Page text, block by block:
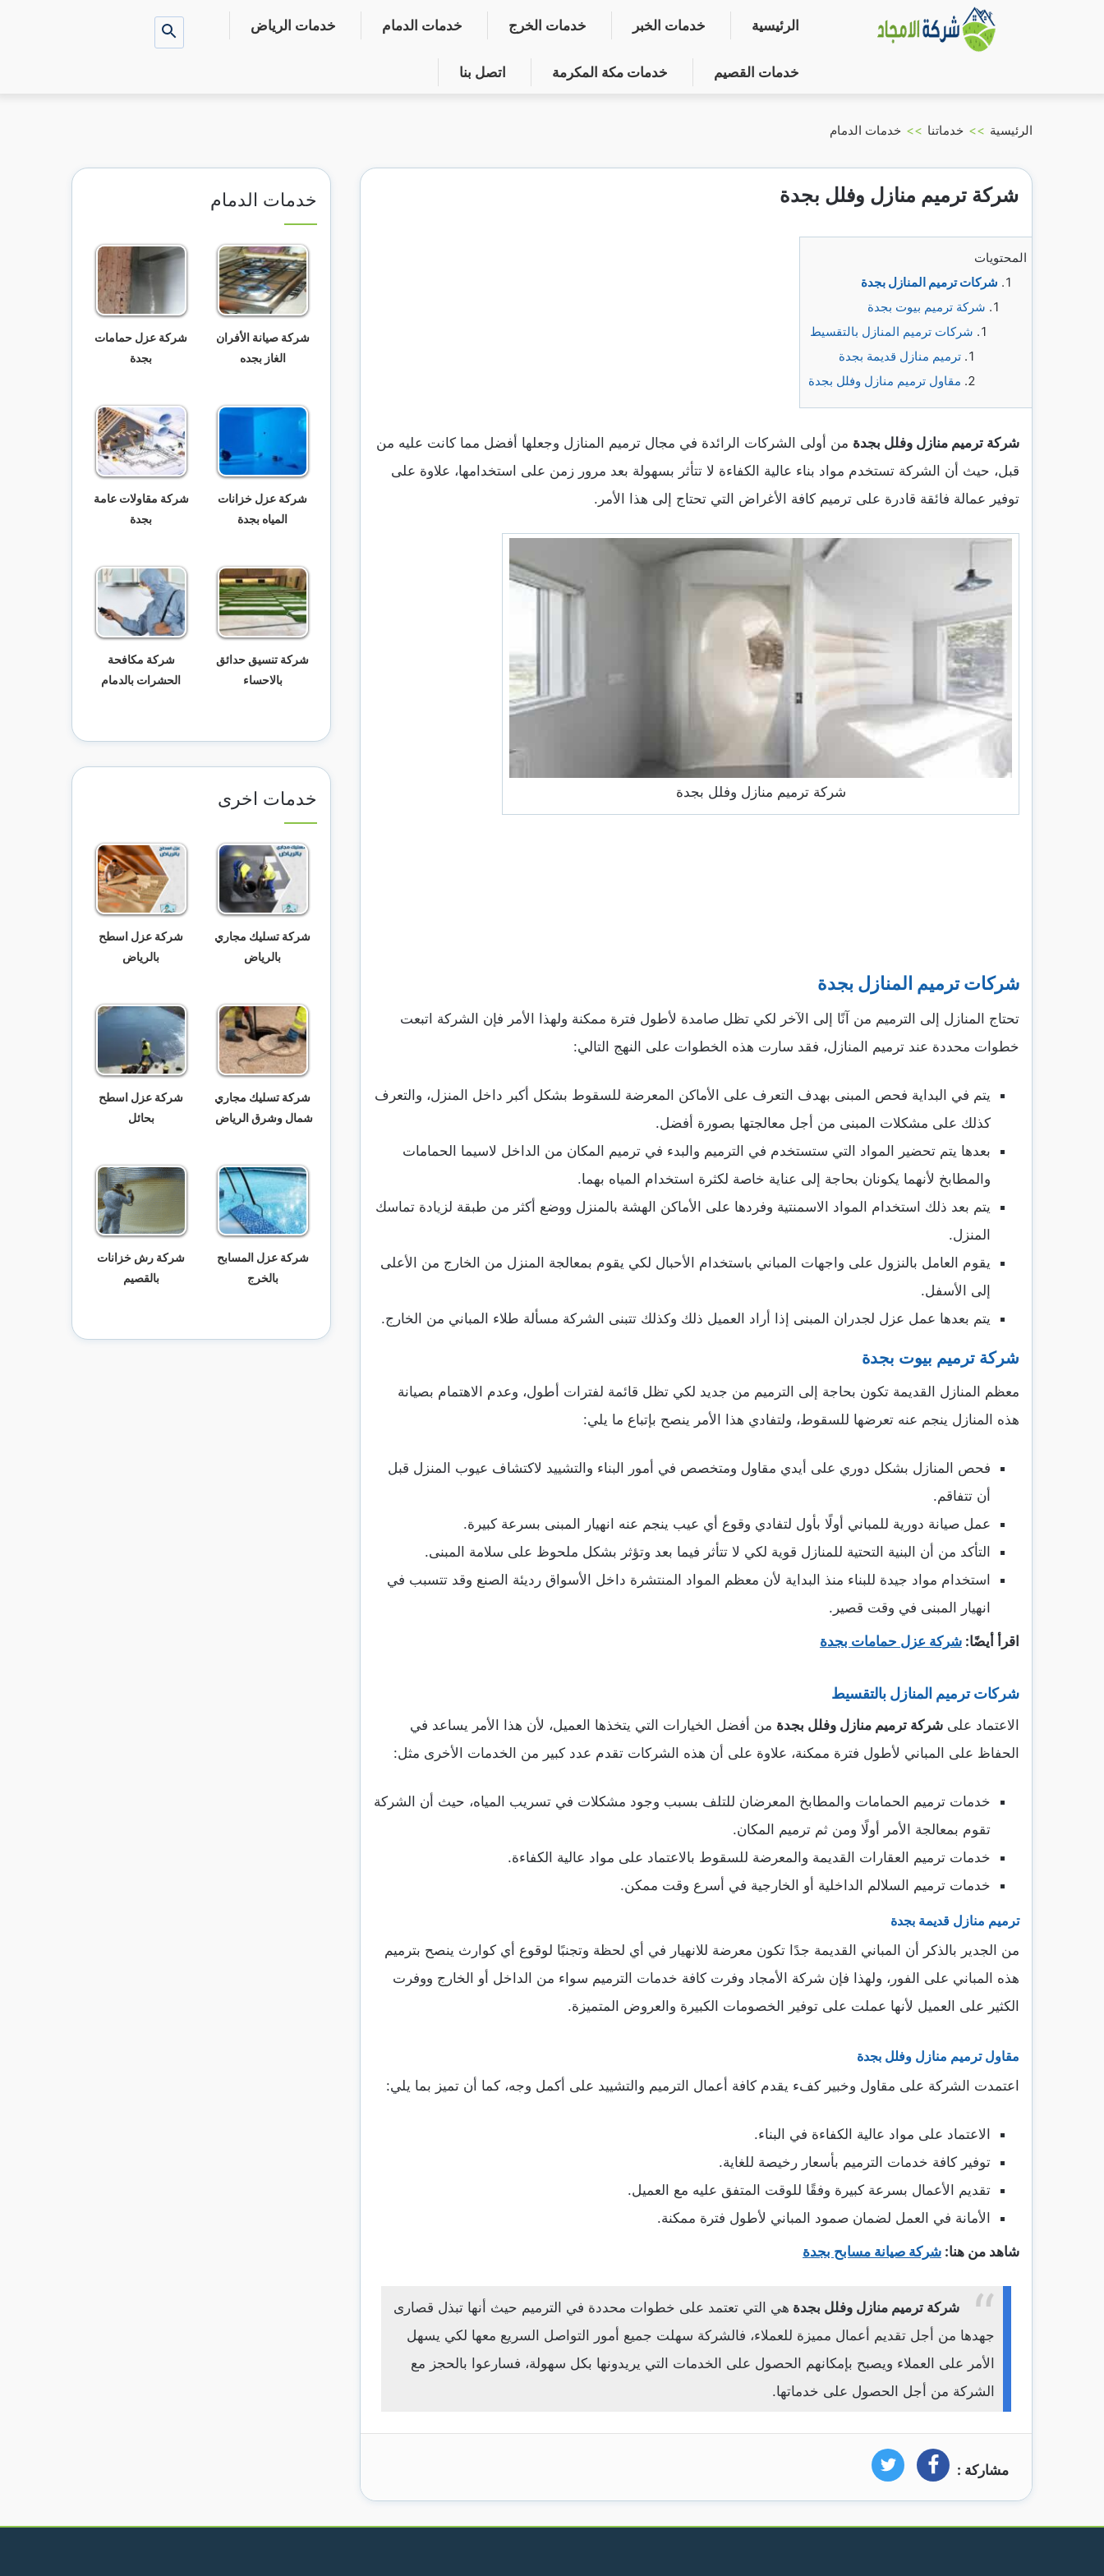
بحث
الرئيسية خدمات الخبر خدمات الخرج خدمات الدمام خدمات الرياض
خدمات القصيم خدمات مكة المكرمة اتصل بنا
الرئيسية >> خدماتنا >> خدمات الدمام
شركة ترميم منازل وفلل بجدة
المحتويات
شركات ترميم المنازل بجدة
شركة ترميم بيوت بجدة
شركات ترميم المنازل بالتقسيط
ترميم منازل قديمة بجدة
مقاول ترميم منازل وفلل بجدة
شركة ترميم منازل وفلل بجدة من أولى الشركات الرائدة في مجال ترميم المنازل وجعلها أفضل مما كانت عليه من
قبل، حيث أن الشركة تستخدم مواد بناء عالية الكفاءة لا تتأثر بسهولة بعد مرور زمن على استخدامها، علاوة على
توفير عمالة فائقة قادرة على ترميم كافة الأغراض التي تحتاج إلى هذا الأمر.
شركة ترميم منازل وفلل بجدة
شركات ترميم المنازل بجدة
تحتاج المنازل إلى الترميم من آنًا إلى الآخر لكي تظل صامدة لأطول فترة ممكنة ولهذا الأمر فإن الشركة اتبعت
خطوات محددة عند ترميم المنازل، فقد سارت هذه الخطوات على النهج التالي:
يتم في البداية فحص المبنى بهدف التعرف على الأماكن المعرضة للسقوط بشكل أكبر داخل المنزل، والتعرف
كذلك على مشكلات المبنى من أجل معالجتها بصورة أفضل.
بعدها يتم تحضير المواد التي ستستخدم في الترميم والبدء في ترميم المكان من الداخل لاسيما الحمامات
والمطابخ لأنهما يكونان بحاجة إلى عناية خاصة لكثرة استخدام المياه بهما.
يتم بعد ذلك استخدام المواد الاسمنتية وفردها على الأماكن الهشة بالمنزل ووضع أكثر من طبقة لزيادة تماسك
المنزل.
يقوم العامل بالنزول على واجهات المباني باستخدام الأحبال لكي يقوم بمعالجة المنزل من الخارج من الأعلى
إلى الأسفل.
يتم بعدها عمل عزل لجدران المبنى إذا أراد العميل ذلك وكذلك تتبنى الشركة مسألة طلاء المباني من الخارج.
شركة ترميم بيوت بجدة
معظم المنازل القديمة تكون بحاجة إلى الترميم من جديد لكي تظل قائمة لفترات أطول، وعدم الاهتمام بصيانة
هذه المنازل ينجم عنه تعرضها للسقوط، ولتفادي هذا الأمر ينصح بإتباع ما يلي:
فحص المنازل بشكل دوري على أيدي مقاول ومتخصص في أمور البناء والتشييد لاكتشاف عيوب المنزل قبل
أن تتفاقم.
عمل صيانة دورية للمباني أولًا بأول لتفادي وقوع أي عيب ينجم عنه انهيار المبنى بسرعة كبيرة.
التأكد من أن البنية التحتية للمنازل قوية لكي لا تتأثر فيما بعد وتؤثر بشكل ملحوظ على سلامة المبنى.
استخدام مواد جيدة للبناء منذ البداية لأن معظم المواد المنتشرة داخل الأسواق رديئة الصنع وقد تتسبب في
انهيار المبنى في وقت قصير.
اقرأ أيضًا: شركة عزل حمامات بجدة
شركات ترميم المنازل بالتقسيط
الاعتماد على شركة ترميم منازل وفلل بجدة من أفضل الخيارات التي يتخذها العميل، لأن هذا الأمر يساعد في
الحفاظ على المباني لأطول فترة ممكنة، علاوة على أن هذه الشركات تقدم عدد كبير من الخدمات الأخرى مثل:
خدمات ترميم الحمامات والمطابخ المعرضان للتلف بسبب وجود مشكلات في تسريب المياه، حيث أن الشركة
تقوم بمعالجة الأمر أولًا ومن ثم ترميم المكان.
خدمات ترميم العقارات القديمة والمعرضة للسقوط بالاعتماد على مواد عالية الكفاءة.
خدمات ترميم السلالم الداخلية أو الخارجية في أسرع وقت ممكن.
ترميم منازل قديمة بجدة
من الجدير بالذكر أن المباني القديمة جدًا تكون معرضة للانهيار في أي لحظة وتجنبًا لوقوع أي كوارث ينصح بترميم
هذه المباني على الفور، ولهذا فإن شركة الأمجاد وفرت كافة خدمات الترميم سواء من الداخل أو الخارج ووفرت
الكثير على العميل لأنها عملت على توفير الخصومات الكبيرة والعروض المتميزة.
مقاول ترميم منازل وفلل بجدة
اعتمدت الشركة على مقاول وخبير كفء يقدم كافة أعمال الترميم والتشييد على أكمل وجه، كما أن تميز بما يلي:
الاعتماد على مواد عالية الكفاءة في البناء.
توفير كافة خدمات الترميم بأسعار رخيصة للغاية.
تقديم الأعمال بسرعة كبيرة وفقًا للوقت المتفق عليه مع العميل.
الأمانة في العمل لضمان صمود المباني لأطول فترة ممكنة.
شاهد من هنا: شركة صيانة مسابح بجدة
شركة ترميم منازل وفلل بجدة هي التي تعتمد على خطوات محددة في الترميم حيث أنها تبذل قصارى
جهدها من أجل تقديم أعمال مميزة للعملاء، فالشركة سهلت جميع أمور التواصل السريع معها لكي يسهل
الأمر على العملاء ويصبح بإمكانهم الحصول على الخدمات التي يريدونها بكل سهولة، فسارعوا بالحجز مع
الشركة من أجل الحصول على خدماتها.
مشاركة : فيسبوك تويتر
خدمات الدمام
شركة صيانة الأفران
الغاز بجده
شركة عزل حمامات
بجدة
شركة عزل خزانات
المياه بجدة
شركة مقاولات عامة
بجدة
شركة تنسيق حدائق
بالاحساء
شركة مكافحة
الحشرات بالدمام
خدمات اخرى
شركة تسليك مجاري
بالرياض
شركة عزل اسطح
بالرياض
شركة تسليك مجاري
شمال وشرق الرياض
شركة عزل اسطح
بحائل
شركة عزل المسابح
بالخرج
شركة رش خزانات
بالقصيم